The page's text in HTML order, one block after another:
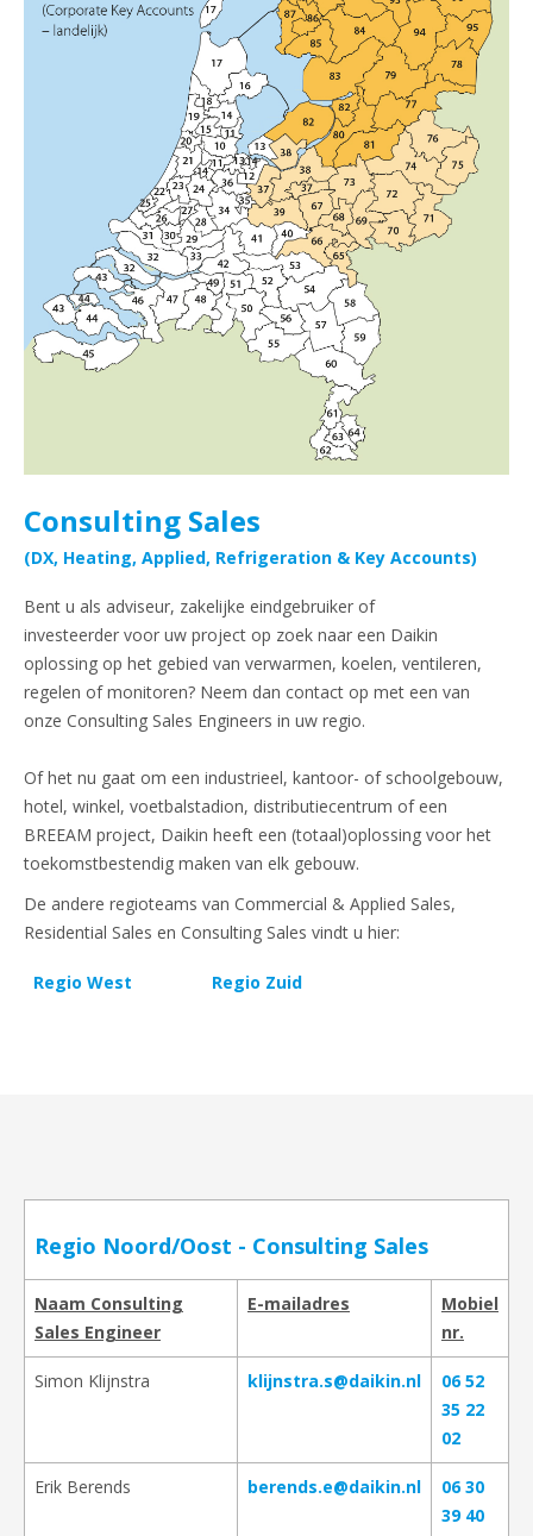
Consulting Sales
(DX, Heating, Applied, Refrigeration & Key Accounts)
Bent u als adviseur, zakelijke eindgebruiker of
investeerder voor uw project op zoek naar een Daikin
oplossing op het gebied van verwarmen, koelen, ventileren,
regelen of monitoren? Neem dan contact op met een van
onze Consulting Sales Engineers in uw regio.
Of het nu gaat om een industrieel, kantoor- of schoolgebouw,
hotel, winkel, voetbalstadion, distributiecentrum of een
BREEAM project, Daikin heeft een (totaal)oplossing voor het
toekomstbestendig maken van elk gebouw.
De andere regioteams van Commercial & Applied Sales,
Residential Sales en Consulting Sales vindt u hier:
Regio West Regio Zuid
Regio Noord/Oost - Consulting Sales
Naam Consulting
Sales Engineer
E-mailadres
Mobiel
nr.
Simon Klijnstra klijnstra.s@daikin.nl
06 52
35 22
02
Erik Berends berends.e@daikin.nl
06 30
39 40